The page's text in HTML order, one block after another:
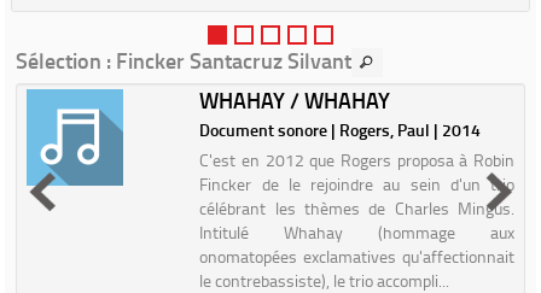
Sélection : Fincker Santacruz Silvant
WHAHAY / WHAHAY
Document sonore | Rogers, Paul | 2014
C'est en 2012 que Rogers proposa à Robin
Fincker de le rejoindre au sein d'un trio
célébrant les thèmes de Charles Mingus.
Intitulé Whahay (hommage aux
onomatopées exclamatives qu'affectionnait
le contrebassiste), le trio accompli...